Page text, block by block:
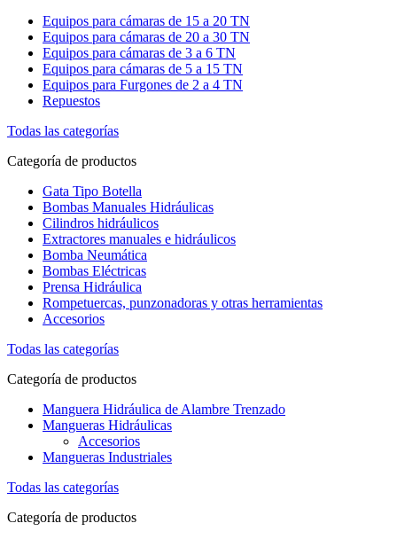
Equipos para cámaras de 15 a 20 TN
Equipos para cámaras de 20 a 30 TN
Equipos para cámaras de 3 a 6 TN
Equipos para cámaras de 5 a 15 TN
Equipos para Furgones de 2 a 4 TN
Repuestos
Todas las categorías
Categoría de productos
Gata Tipo Botella
Bombas Manuales Hidráulicas
Cilindros hidráulicos
Extractores manuales e hidráulicos
Bomba Neumática
Bombas Eléctricas
Prensa Hidráulica
Rompetuercas, punzonadoras y otras herramientas
Accesorios
Todas las categorías
Categoría de productos
Manguera Hidráulica de Alambre Trenzado
Mangueras Hidráulicas
Accesorios
Mangueras Industriales
Todas las categorías
Categoría de productos